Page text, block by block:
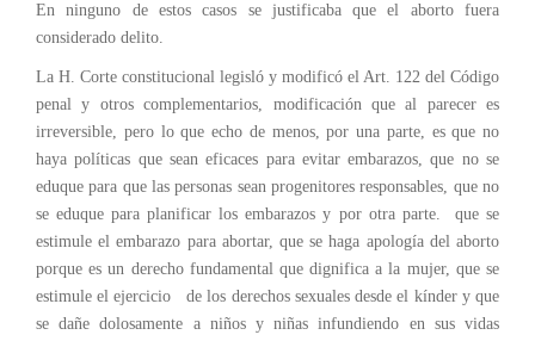
En ninguno de estos casos se justificaba que el aborto fuera
considerado delito.
La H. Corte constitucional legisló y modificó el Art. 122 del Código
penal y otros complementarios, modificación que al parecer es
irreversible, pero lo que echo de menos, por una parte, es que no
haya políticas que sean eficaces para evitar embarazos, que no se
eduque para que las personas sean progenitores responsables, que no
se eduque para planificar los embarazos y por otra parte. que se
estimule el embarazo para abortar, que se haga apología del aborto
porque es un derecho fundamental que dignifica a la mujer, que se
estimule el ejercicio de los derechos sexuales desde el kínder y que
se dañe dolosamente a niños y niñas infundiendo en sus vidas